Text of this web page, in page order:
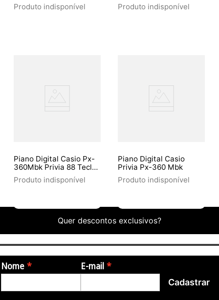
Produto indisponível
Produto indisponível
Piano Digital Casio Px-
360Mbk Privia 88 Teclas
/ Estante Casio Cs67 /
Pedal De Sustain Casio
Produto indisponível
Piano Digital Casio
Privia Px-360 Mbk
Produto indisponível
Quer descontos exclusivos?
Nome E-mail
Cadastrar